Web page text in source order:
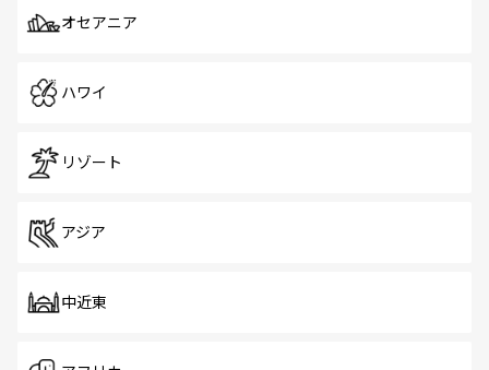
オセアニア
ハワイ
リゾート
アジア
中近東